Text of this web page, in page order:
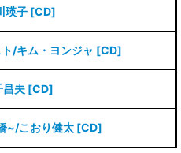
瑛子 [CD]
/キム・ヨンジャ [CD]
昌夫 [CD]
~/こおり健太 [CD]